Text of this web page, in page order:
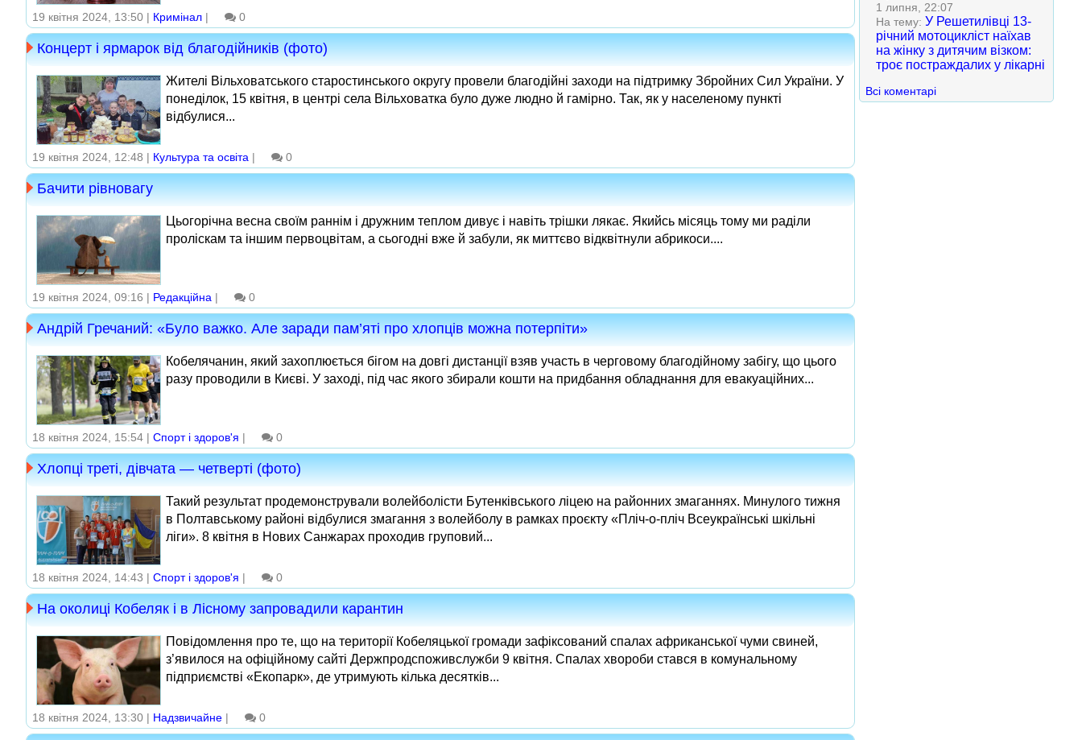
19 квітня 2024, 13:50 | Кримінал | 0
Концерт і ярмарок від благодійників (фото)
Жителі Вільховатського старостинського округу провели благодійні заходи на підтримку Збройних Сил України. У
понеділок, 15 квітня, в центрі села Вільховатка було дуже людно й гамірно. Так, як у населеному пункті
відбулися...
19 квітня 2024, 12:48 | Культура та освіта | 0
Бачити рівновагу
Цьогорічна весна своїм раннім і дружним теплом дивує і навіть трішки лякає. Якийсь місяць тому ми раділи
проліскам та іншим первоцвітам, а сьогодні вже й забули, як миттєво відквітнули абрикоси....
19 квітня 2024, 09:16 | Редакційна | 0
Андрій Гречаний: «Було важко. Але заради пам’яті про хлопців можна потерпіти»
Кобелячанин, який захоплюється бігом на довгі дистанції взяв участь в черговому благодійному забігу, що цього
разу проводили в Києві. У заході, під час якого збирали кошти на придбання обладнання для евакуаційних...
18 квітня 2024, 15:54 | Спорт і здоров'я | 0
Хлопці треті, дівчата — четверті (фото)
Такий результат продемонстрували волейболісти Бутенківського ліцею на районних змаганнях. Минулого тижня
в Полтавському районі відбулися змагання з волейболу в рамках проєкту «Пліч-о-пліч Всеукраїнські шкільні
ліги». 8 квітня в Нових Санжарах проходив груповий...
18 квітня 2024, 14:43 | Спорт і здоров'я | 0
На околиці Кобеляк і в Лісному запровадили карантин
Повідомлення про те, що на території Кобеляцької громади зафіксований спалах африканської чуми свиней,
з’явилося на офіційному сайті Держпродспоживслужби 9 квітня. Спалах хвороби стався в комунальному
підприємстві «Екопарк», де утримують кілька десятків...
18 квітня 2024, 13:30 | Надзвичайне | 0
1 липня, 22:07
На тему: У Решетилівці 13-
річний мотоцикліст наїхав
на жінку з дитячим візком:
троє постраждалих у лікарні
Всі коментарі